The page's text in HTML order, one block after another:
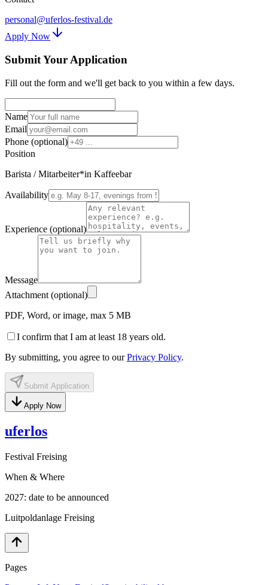
personal@uferlos-festival.de
Apply Now
Submit Your Application
Fill out the form and we'll get back to you within a few days.
Name
Email
Phone (optional)
Position
Barista / Mitarbeiter*in Kaffeebar
Availability
Experience (optional)
Message
Attachment (optional)
PDF, Word, or image, max 5 MB
I confirm that I am at least 18 years old.
By submitting, you agree to ourPrivacy Policy.
Submit Application
Apply Now
uferlos
Festival Freising
When & Where
2027: date to be announced
Luitpoldanlage Freising
Pages